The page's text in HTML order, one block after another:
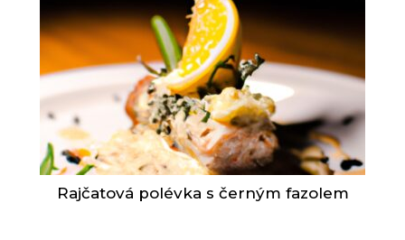
Rajčatová polévka s černým fazolem